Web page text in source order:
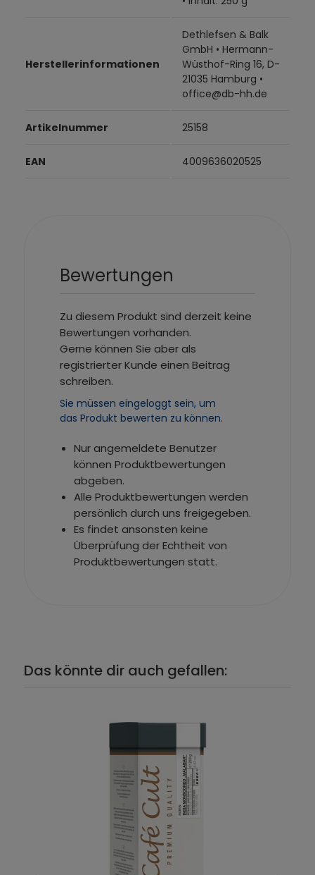
Herstellerinformationen
Dethlefsen & Balk
GmbH • Hermann-
Wüsthof-Ring 16, D-
21035 Hamburg •
office@db-hh.de
Artikelnummer 25158
EAN 4009636020525
Bewertungen
Zu diesem Produkt sind derzeit keine
Bewertungen vorhanden.
Gerne können Sie aber als
registrierter Kunde einen Beitrag
schreiben.
Sie müssen eingeloggt sein, um
das Produkt bewerten zu können.
Nur angemeldete Benutzer
können Produktbewertungen
abgeben.
Alle Produktbewertungen werden
persönlich durch uns freigegeben.
Es findet ansonsten keine
Überprüfung der Echtheit von
Produktbewertungen statt.
Das könnte dir auch gefallen: